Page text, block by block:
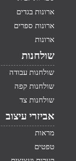
ארונות בגדים
ארונות ספרים
ארונות
שולחנות
שולחנות עבודה
שולחנות קפה
שולחנות צד
אביזרי עיצוב
מראות
טפטים